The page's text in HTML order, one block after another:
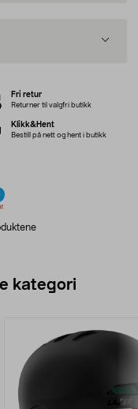
Fri retur
Returner til valgfri butikk
Klikk&Hent
Bestill på nett og hent i butikk
kategori